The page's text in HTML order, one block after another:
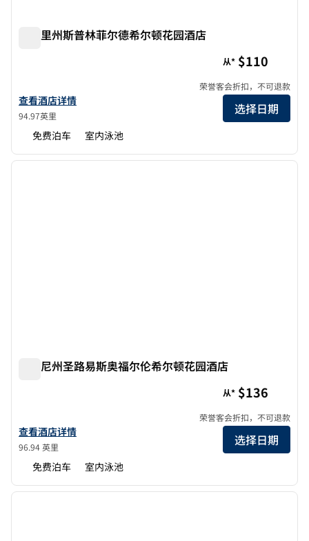
密苏里州斯普林菲尔德希尔顿花园酒店
查看希尔顿花园酒店 Springfield, MO 的酒店详情
查看酒店详情
94.97英里
从* $110
荣誉客会折扣，不可退款
选择日期
免费泊车 室内泳池
1/12
1/12
下一
密苏尼州圣路易斯奥福尔伦希尔顿花园酒店
查看关于希尔顿花园酒店St. Louis/O'Fallon MO的酒店详情
查看酒店详情
96.94 英里
从* $136
荣誉客会折扣，不可退款
选择日期
免费泊车 室内泳池
1/12
1/12
下一